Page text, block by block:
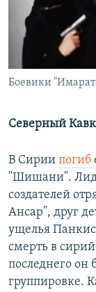
РАСПИСАНИЕ
СОЦИАЛЬНЫЕ СЕТИ
Все сайты
Боевики
Северный
В Сирии погиб
"Шишани".
создателей
Ансар", друг
ущелья
смерть в
последнего он
группировке.